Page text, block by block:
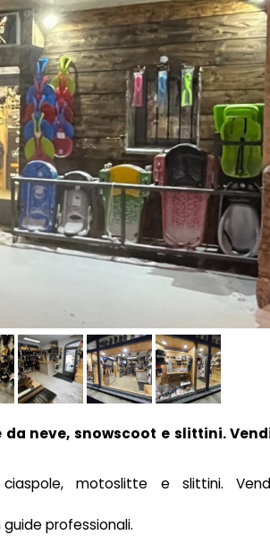
neve, snowscoot e slittini.
ciaspole, motoslitte e slittini.
professionali.